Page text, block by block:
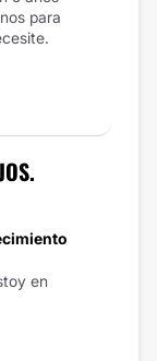
para
en